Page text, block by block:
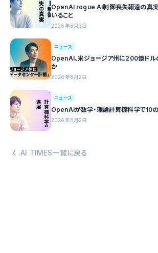
OpenAI rogue AI制御喪失報道の真実
いること
2026年8月3日
ニュース
OpenAI、米ジョージア州に200億ドル
か
2026年8月2日
ニュース
OpenAIが数学・理論計算機科学で10
2026年8月2日
.AI TIMES一覧に戻る